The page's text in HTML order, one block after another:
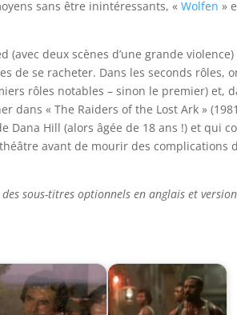
sans être inintéressants, «Wolfen »
deux scènes d’une grande
de se racheter. Dans les seconds rôles,
rôles notables – sinon le premier) et,
dans « The Raiders of the Lost Ark »
Dana Hill (alors âgée de 18 ans !) et qui
avant de mourir des complications
sous-titres optionnels en anglais et version